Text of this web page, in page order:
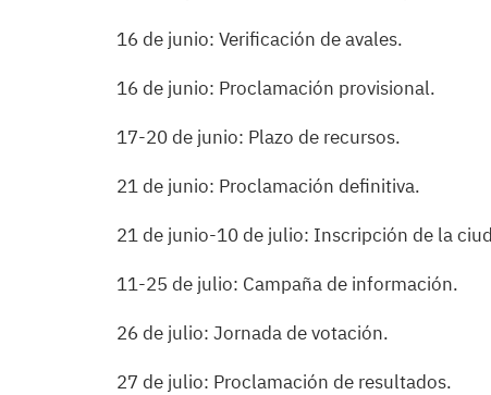
16 de junio: Verificación de avales.
16 de junio: Proclamación provisional.
17-20 de junio: Plazo de recursos.
21 de junio: Proclamación definitiva.
21 de junio-10 de julio: Inscripción de la
11-25 de julio: Campaña de información.
26 de julio: Jornada de votación.
27 de julio: Proclamación de resultados.